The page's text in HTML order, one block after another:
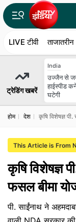
LIVE टीवी ताजातरीन
ट्रेडिंग खबरें
India
उज्जैन से
हाईस्पीड
घटेगी
होम देश कृषि विशेषज्ञ
This Article is From
कृषि विशेषज्ञ
फसल बीमा
पी. साईंनाथ ने